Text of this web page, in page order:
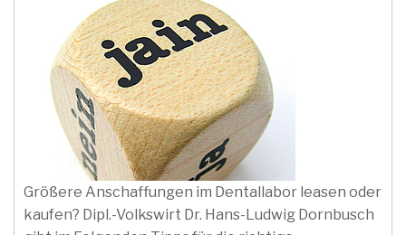
Größere Anschaffungen im Dentallabor leasen oder
kaufen? Dipl.-Volkswirt Dr. Hans-Ludwig Dornbusch